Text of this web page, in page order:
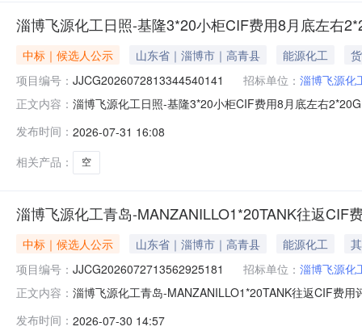
淄博飞源化工日照-基隆3*20小柜CIF费用8月底左右
中标｜候选人公示 山东省｜淄博市｜高青县 能源化工
项目编号： JJCG2026072813344540141 招标单位： 淄博飞源化
正文内容： 淄博飞源化工日照-基隆3*20小柜CIF费用8月底左右
7200五、公示期限本中标候选人公示3天，如对评标结
发布时间： 2026-07-31 16:08
相关产品：
空
淄博飞源化工青岛-MANZANILLO1*20TANK往返CIF
中标｜候选人公示 山东省｜淄博市｜高青县 能源化工
项目编号： JJCG2026072713562925181 招标单位： 淄博飞源化
正文内容： 淄博飞源化工青岛-MANZANILLO1*20TANK往返CIF费
本中标候选人公示3天，如对评标结果有异议，请在公示
发布时间： 2026-07-30 14:57